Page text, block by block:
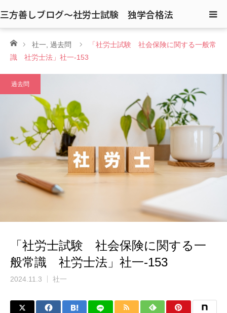
三方善しブログ〜社労士試験 独学合格法
ホーム社一 過去問
「社労士試験 社会保険に関する一般常
識 社労士法」社一-153
過去問
「社労士試験 社会保険に関する一
般常識 社労士法」社一-153
2024.11.3 社一